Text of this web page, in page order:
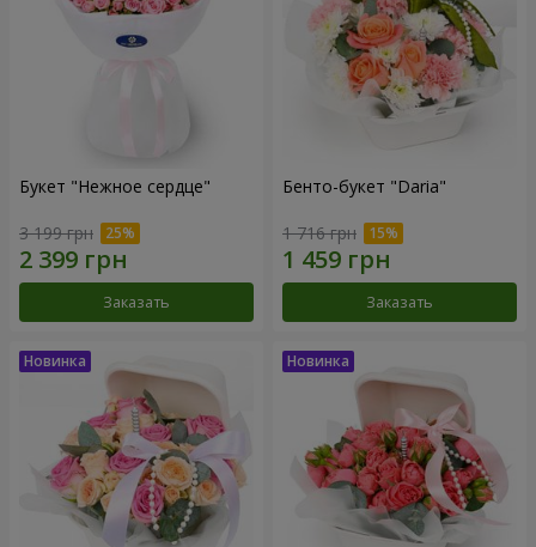
Букет "Нежное сердце"
3 199 грн
Заказать
Бенто-букет "Daria"
1 716 грн
Заказать